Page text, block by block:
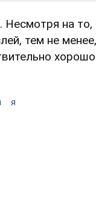
Несмотря на то,
тем не
хорошо